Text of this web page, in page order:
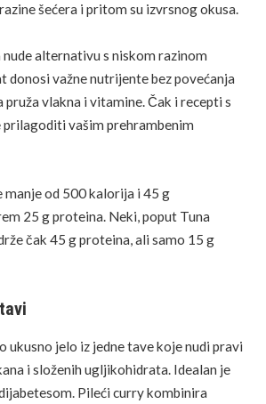
šećera i pritom su izvrsnog okusa.
alternativu s niskom razinom
donosi važnenutrijentebez povećanja
pruža vlakna i vitamine. Čak i recepti s
vašim prehrambenim
manje od 500 kalorija i 45 g
25 g proteina. Neki, poput Tuna
čak 45 g proteina, ali samo 15 g
ukusno jelo iz jedne tave koje nudi pravi
i složenih ugljikohidrata. Idealan je
Pileći curry kombinira